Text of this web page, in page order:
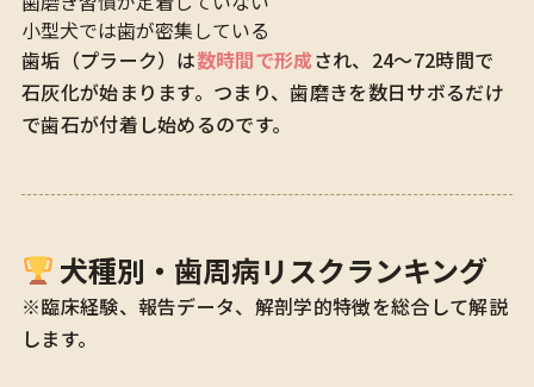
小型犬では歯が密集している
歯垢（プラーク）は数時間で形成され、24〜72時間で
石灰化が始まります。つまり、歯磨きを数日サボるだけ
で歯石が付着し始めるのです。
犬種別・歯周病リスクランキング
※臨床経験、報告データ、解剖学的特徴を総合して解説
します。